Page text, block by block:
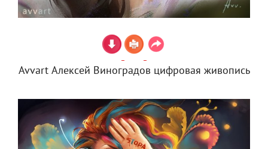
Avvart Алексей Виноградов цифровая живопись